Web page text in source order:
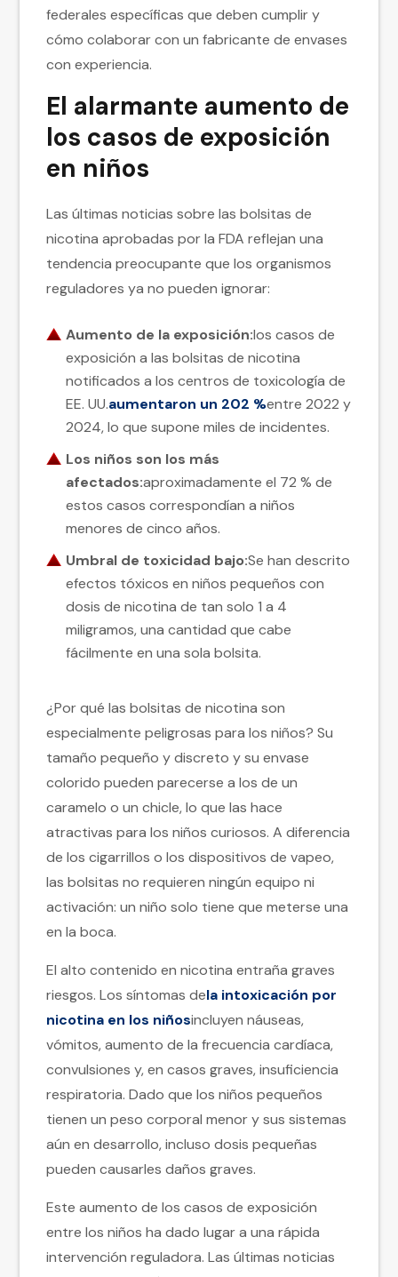
federales específicas que deben cumplir y
cómo colaborar con un fabricante de envases
con experiencia.
El alarmante aumento de
los casos de exposición
en niños
Las últimas noticias sobre las bolsitas de
nicotina aprobadas por la FDA reflejan una
tendencia preocupante que los organismos
reguladores ya no pueden ignorar:
Aumento de la exposición:los casos de
exposición a las bolsitas de nicotina
notificados a los centros de toxicología de
EE. UU.aumentaron un 202 %entre 2022 y
2024, lo que supone miles de incidentes.
Los niños son los más
afectados:aproximadamente el 72 % de
estos casos correspondían a niños
menores de cinco años.
Umbral de toxicidad bajo:Se han descrito
efectos tóxicos en niños pequeños con
dosis de nicotina de tan solo 1 a 4
miligramos, una cantidad que cabe
fácilmente en una sola bolsita.
¿Por qué las bolsitas de nicotina son
especialmente peligrosas para los niños? Su
tamaño pequeño y discreto y su envase
colorido pueden parecerse a los de un
caramelo o un chicle, lo que las hace
atractivas para los niños curiosos. A diferencia
de los cigarrillos o los dispositivos de vapeo,
las bolsitas no requieren ningún equipo ni
activación: un niño solo tiene que meterse una
en la boca.
El alto contenido en nicotina entraña graves
riesgos. Los síntomas dela intoxicación por
nicotina en los niñosincluyen náuseas,
vómitos, aumento de la frecuencia cardíaca,
convulsiones y, en casos graves, insuficiencia
respiratoria. Dado que los niños pequeños
tienen un peso corporal menor y sus sistemas
aún en desarrollo, incluso dosis pequeñas
pueden causarles daños graves.
Este aumento de los casos de exposición
entre los niños ha dado lugar a una rápida
intervención reguladora. Las últimas noticias